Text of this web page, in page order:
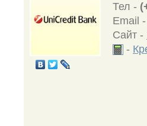
Тел -
Email
Сайт -
-